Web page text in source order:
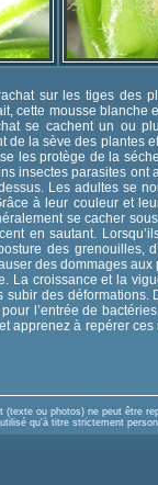
sur les tiges des
cette mousse blanche
se cachent un ou
la sève des plantes
les protège de la
insectes parasites ont
Les adultes se
à leur couleur et
se cacher
en sautant.
des grenouilles,
des dommages aux
La croissance et la
des déformations.
l’entrée de
apprenez à repérer ces
ou photos) ne peut être
qu'à titre strictement